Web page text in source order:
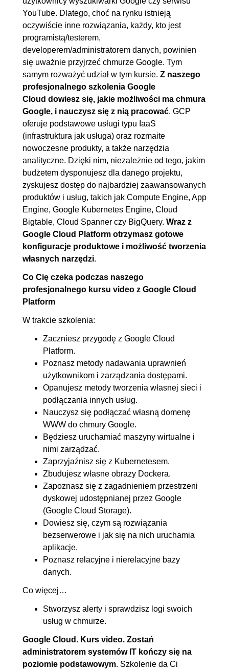
2.9. Podsumowanie
3. Tożsamość i zarządzanie
dostępem do usług
00:21:40
3.1. Czym jest IAM
00:03:14
3.2. Hierarchia zasobów
00:05:14
3.3. Role i dostępy w IAM
3.4. IAM w praktyce
00:05:53
3.5. Podsumowanie
4. Maszyna wirtualna w GCP
4.1. Omówienie maszyny
wirtualnej w GCP, Storzenie
własnej maszyny wirtualnej
00:14:40
4.2. Zarzdzanie dyskami dla
maszyn wirtualnych, Snapshots
00:16:09
4.3. Grupy instancji
00:10:38
4.4. Uruchomienie
4.5. Podsumowanie
00:02:32
5. Sieć w GCP
5.1. Regiony i strefy w GCP
5.2. Czym jest VPC, sieć i
podsieci
00:06:52
5.3. Własne VPC i podsieć
5.4. VPC z własymi regułami
firewall
00:14:27
5.5. Cloud DNS
00:12:32
6. Cloud Storage
6.1. Czym jest Cloud Storage
6.2. Stworzenie własnego
bucketa
00:07:33
6.3. Dostęp do bucketa i
obiektów
6.4. Stworzenie maszyny
wirtualnej i zapis danych do
Cloud Storage
6.5. Cykl życia,
wersjonowanie plików w
Cloud Storage
00:12:46
6.6. Podusmowanie
7. GKE - Kubernetes w GCP 00:40:05
YouTube. Dlatego, choć na rynku istnieją
oczywiście inne rozwiązania, każdy, kto jest
programistą/testerem,
developerem/administratorem danych, powinien
się uważnie przyjrzeć chmurze Google. Tym
samym rozważyć udział w tym kursie. Z naszego
profesjonalnego szkolenia Google
Cloud dowiesz się, jakie możliwości ma chmura
Google, i nauczysz się z nią pracować. GCP
oferuje podstawowe usługi typu IaaS
(infrastruktura jak usługa) oraz rozmaite
nowoczesne produkty, a także narzędzia
analityczne. Dzięki nim, niezależnie od tego, jakim
budżetem dysponujesz dla danego projektu,
zyskujesz dostęp do najbardziej zaawansowanych
produktów i usług, takich jak Compute Engine, App
Engine, Google Kubernetes Engine, Cloud
Bigtable, Cloud Spanner czy BigQuery. Wraz z
Google Cloud Platform otrzymasz gotowe
konfiguracje produktowe i możliwość tworzenia
własnych narzędzi.
Co Cię czeka podczas naszego
profesjonalnego kursu video z Google Cloud
Platform
W trakcie szkolenia:
Zaczniesz przygodę z Google Cloud
Platform.
Poznasz metody nadawania uprawnień
użytkownikom i zarządzania dostępami.
Opanujesz metody tworzenia własnej sieci i
podłączania innych usług.
Nauczysz się podłączać własną domenę
WWW do chmury Google.
Będziesz uruchamiać maszyny wirtualne i
nimi zarządzać.
Zaprzyjaźnisz się z Kubernetesem.
Zbudujesz własne obrazy Dockera.
Zapoznasz się z zagadnieniem przestrzeni
dyskowej udostępnianej przez Google
(Google Cloud Storage).
Dowiesz się, czym są rozwiązania
bezserwerowe i jak się na nich uruchamia
aplikacje.
Poznasz relacyjne i nierelacyjne bazy
danych.
Co więcej…
Stworzysz alerty i sprawdzisz logi swoich
usług w chmurze.
Google Cloud. Kurs video. Zostań
administratorem systemów IT kończy się na
poziomie podstawowym. Szkolenie da Ci